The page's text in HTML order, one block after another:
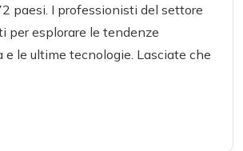
paesi. I professionisti del settore
per esplorare le tendenze
e le ultime tecnologie. Lasciate che